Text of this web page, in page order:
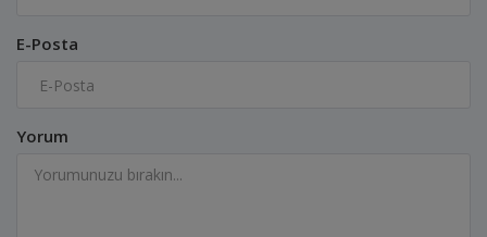
E-Posta
Yorum